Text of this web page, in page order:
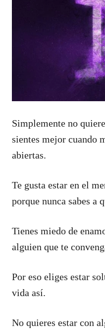
Simplemente no
sientes mejor cuando
abiertas.
Te gusta estar en el
porque nunca sabes a
Tienes miedo de
alguien que te
Por eso eliges estar
vida así.
No quieres estar con